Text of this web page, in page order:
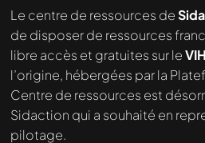
Nous cherchons le
demandé....
Le centre de ressources de
de disposer de ressources
libre accès et gratuites sur leVIH
l’origine, hébergées par la
Centre de ressources est
Sidaction qui a souhaité en
pilotage.